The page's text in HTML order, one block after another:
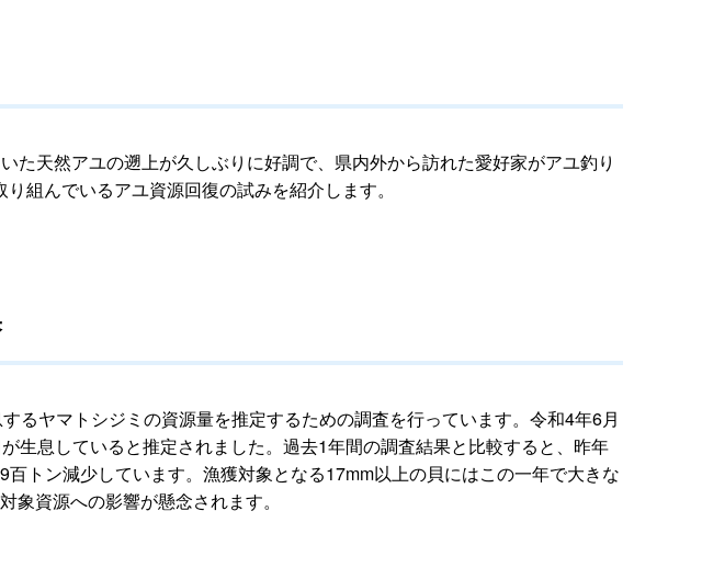
天然アユの遡上が久しぶりに好調で、県内外から訪れた愛好家がアユ釣り
組んでいるアユ資源回復の試みを紹介します。
ヤマトシジミの資源量を推定するための調査を行っています。令和4年6月
生息していると推定されました。過去1年間の調査結果と比較すると、昨年
トン減少しています。漁獲対象となる17mm以上の貝にはこの一年で大きな
資源への影響が懸念されます。